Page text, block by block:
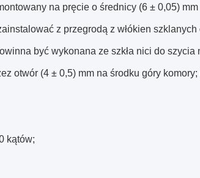
na pręcie o średnicy (6 ± 0,05) mm
z przegrodą z włókien
być wykonana ze szkła nici do szycia
otwór (4 ± 0,5) mm na środku góry komory;
kątów;